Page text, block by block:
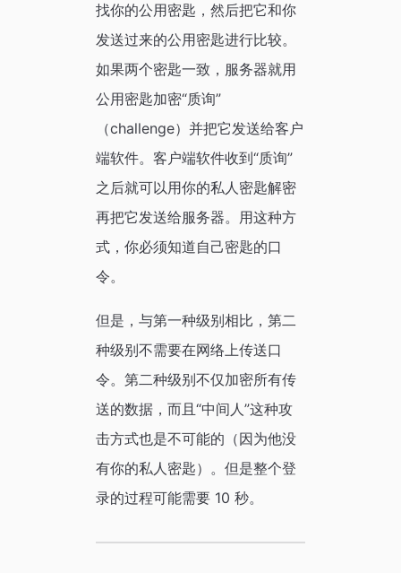
找你的公用密匙，然后把它和你
发送过来的公用密匙进行比较。
如果两个密匙一致，服务器就用
公用密匙加密“质询”
（challenge）并把它发送给客户
端软件。客户端软件收到“质询”
之后就可以用你的私人密匙解密
再把它发送给服务器。用这种方
式，你必须知道自己密匙的口
令。
但是，与第一种级别相比，第二
种级别不需要在网络上传送口
令。第二种级别不仅加密所有传
送的数据，而且“中间人”这种攻
击方式也是不可能的（因为他没
有你的私人密匙）。但是整个登
录的过程可能需要 10 秒。